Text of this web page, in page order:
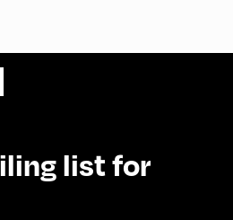
list for